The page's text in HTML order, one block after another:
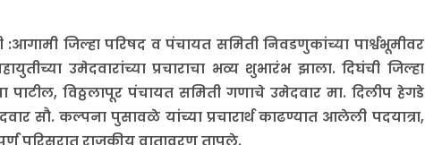
:आगामी जिल्हा परिषद व पंचायत समिती निवडणुकांच्या पार्श्वभूमीवर
उमेदवारांच्या प्रचाराचा भव्य शुभारंभ झाला. दिघंची जिल्हा
पाटील, विठ्ठलापूर पंचायत समिती गणाचे उमेदवार मा. दिलीप हेगडे
सौ. कल्पना पुसावळे यांच्या प्रचारार्थ काढण्यात आलेली पदयात्रा,
परिसरात राजकीय वातावरण तापले.